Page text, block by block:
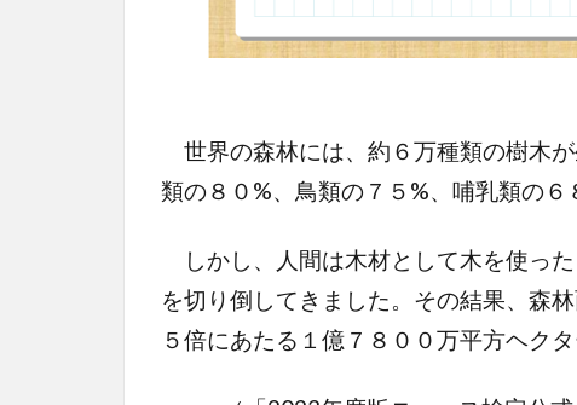
世界の森林には、約６万種類の樹木
類の８０%、鳥類の７５%、哺乳類の６
しかし、人間は木材として木を使っ
を切り倒してきました。その結果、森
５倍にあたる１億７８００万平方ヘク